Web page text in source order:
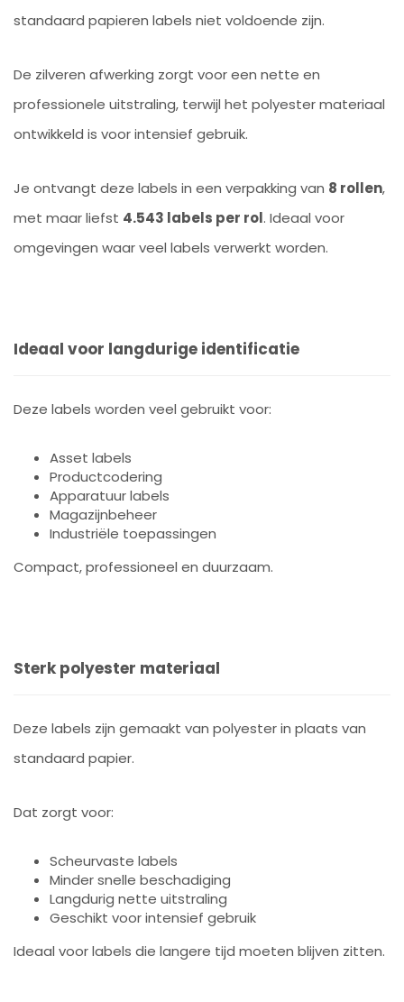
standaard papieren labels niet voldoende zijn.
De zilveren afwerking zorgt voor een nette en
professionele uitstraling, terwijl het polyester materiaal
ontwikkeld is voor intensief gebruik.
Je ontvangt deze labels in een verpakking van 8 rollen,
met maar liefst 4.543 labels per rol. Ideaal voor
omgevingen waar veel labels verwerkt worden.
Ideaal voor langdurige identificatie
Deze labels worden veel gebruikt voor:
Asset labels
Productcodering
Apparatuur labels
Magazijnbeheer
Industriële toepassingen
Compact, professioneel en duurzaam.
Sterk polyester materiaal
Deze labels zijn gemaakt van polyester in plaats van
standaard papier.
Dat zorgt voor:
Scheurvaste labels
Minder snelle beschadiging
Langdurig nette uitstraling
Geschikt voor intensief gebruik
Ideaal voor labels die langere tijd moeten blijven zitten.